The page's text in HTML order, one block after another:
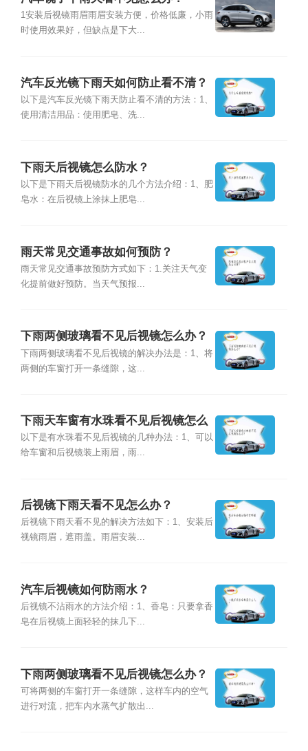
1安装后视镜雨眉雨眉安装方便，价格低廉，小雨
时使用效果好，但缺点是下大...
汽车反光镜下雨天如何防止看不清？
以下是汽车反光镜下雨天防止看不清的方法：1、
使用清洁用品：使用肥皂、洗...
下雨天后视镜怎么防水？
以下是下雨天后视镜防水的几个方法介绍：1、肥
皂水：在后视镜上涂抹上肥皂...
雨天常见交通事故如何预防？
雨天常见交通事故预防方式如下：1.关注天气变
化提前做好预防。当天气预报...
下雨两侧玻璃看不见后视镜怎么办？
下雨两侧玻璃看不见后视镜的解决办法是：1、将
两侧的车窗打开一条缝隙，这...
下雨天车窗有水珠看不见后视镜怎么
办？
以下是有水珠看不见后视镜的几种办法：1、可以
给车窗和后视镜装上雨眉，雨...
后视镜下雨天看不见怎么办？
后视镜下雨天看不见的解决方法如下：1、安装后
视镜雨眉，遮雨盖。雨眉安装...
汽车后视镜如何防雨水？
后视镜不沾雨水的方法介绍：1、香皂：只要拿香
皂在后视镜上面轻轻的抹几下...
下雨两侧玻璃看不见后视镜怎么办？
可将两侧的车窗打开一条缝隙，这样车内的空气
进行对流，把车内水蒸气扩散出...